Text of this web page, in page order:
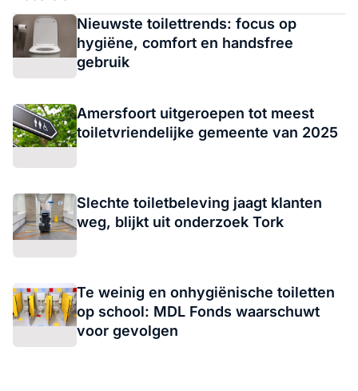
Nieuwste toilettrends: focus op
hygiëne, comfort en handsfree
gebruik
Amersfoort uitgeroepen tot meest
toiletvriendelijke gemeente van 2025
Slechte toiletbeleving jaagt klanten
weg, blijkt uit onderzoek Tork
Te weinig en onhygiënische toiletten
op school: MDL Fonds waarschuwt
voor gevolgen